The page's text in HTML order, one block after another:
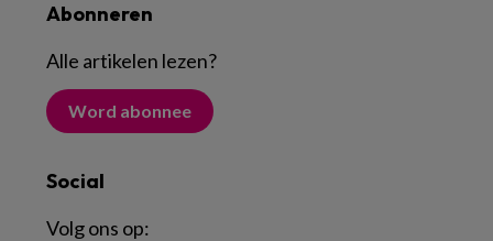
Abonneren
Alle artikelen lezen?
Word abonnee
Social
Volg ons op: